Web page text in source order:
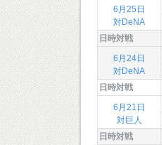
6月25日
対DeNA
日時対戦
6月24日
対DeNA
日時対戦
6月21日
対巨人
日時対戦